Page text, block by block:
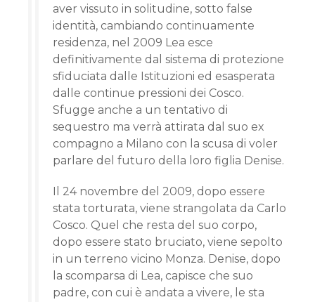
aver vissuto in solitudine, sotto false
identità, cambiando continuamente
residenza, nel 2009 Lea esce
definitivamente dal sistema di protezione
sfiduciata dalle Istituzioni ed esasperata
dalle continue pressioni dei Cosco.
Sfugge anche a un tentativo di
sequestro ma verrà attirata dal suo ex
compagno a Milano con la scusa di voler
parlare del futuro della loro figlia Denise.
Il 24 novembre del 2009, dopo essere
stata torturata, viene strangolata da Carlo
Cosco. Quel che resta del suo corpo,
dopo essere stato bruciato, viene sepolto
in un terreno vicino Monza. Denise, dopo
la scomparsa di Lea, capisce che suo
padre, con cui è andata a vivere, le sta